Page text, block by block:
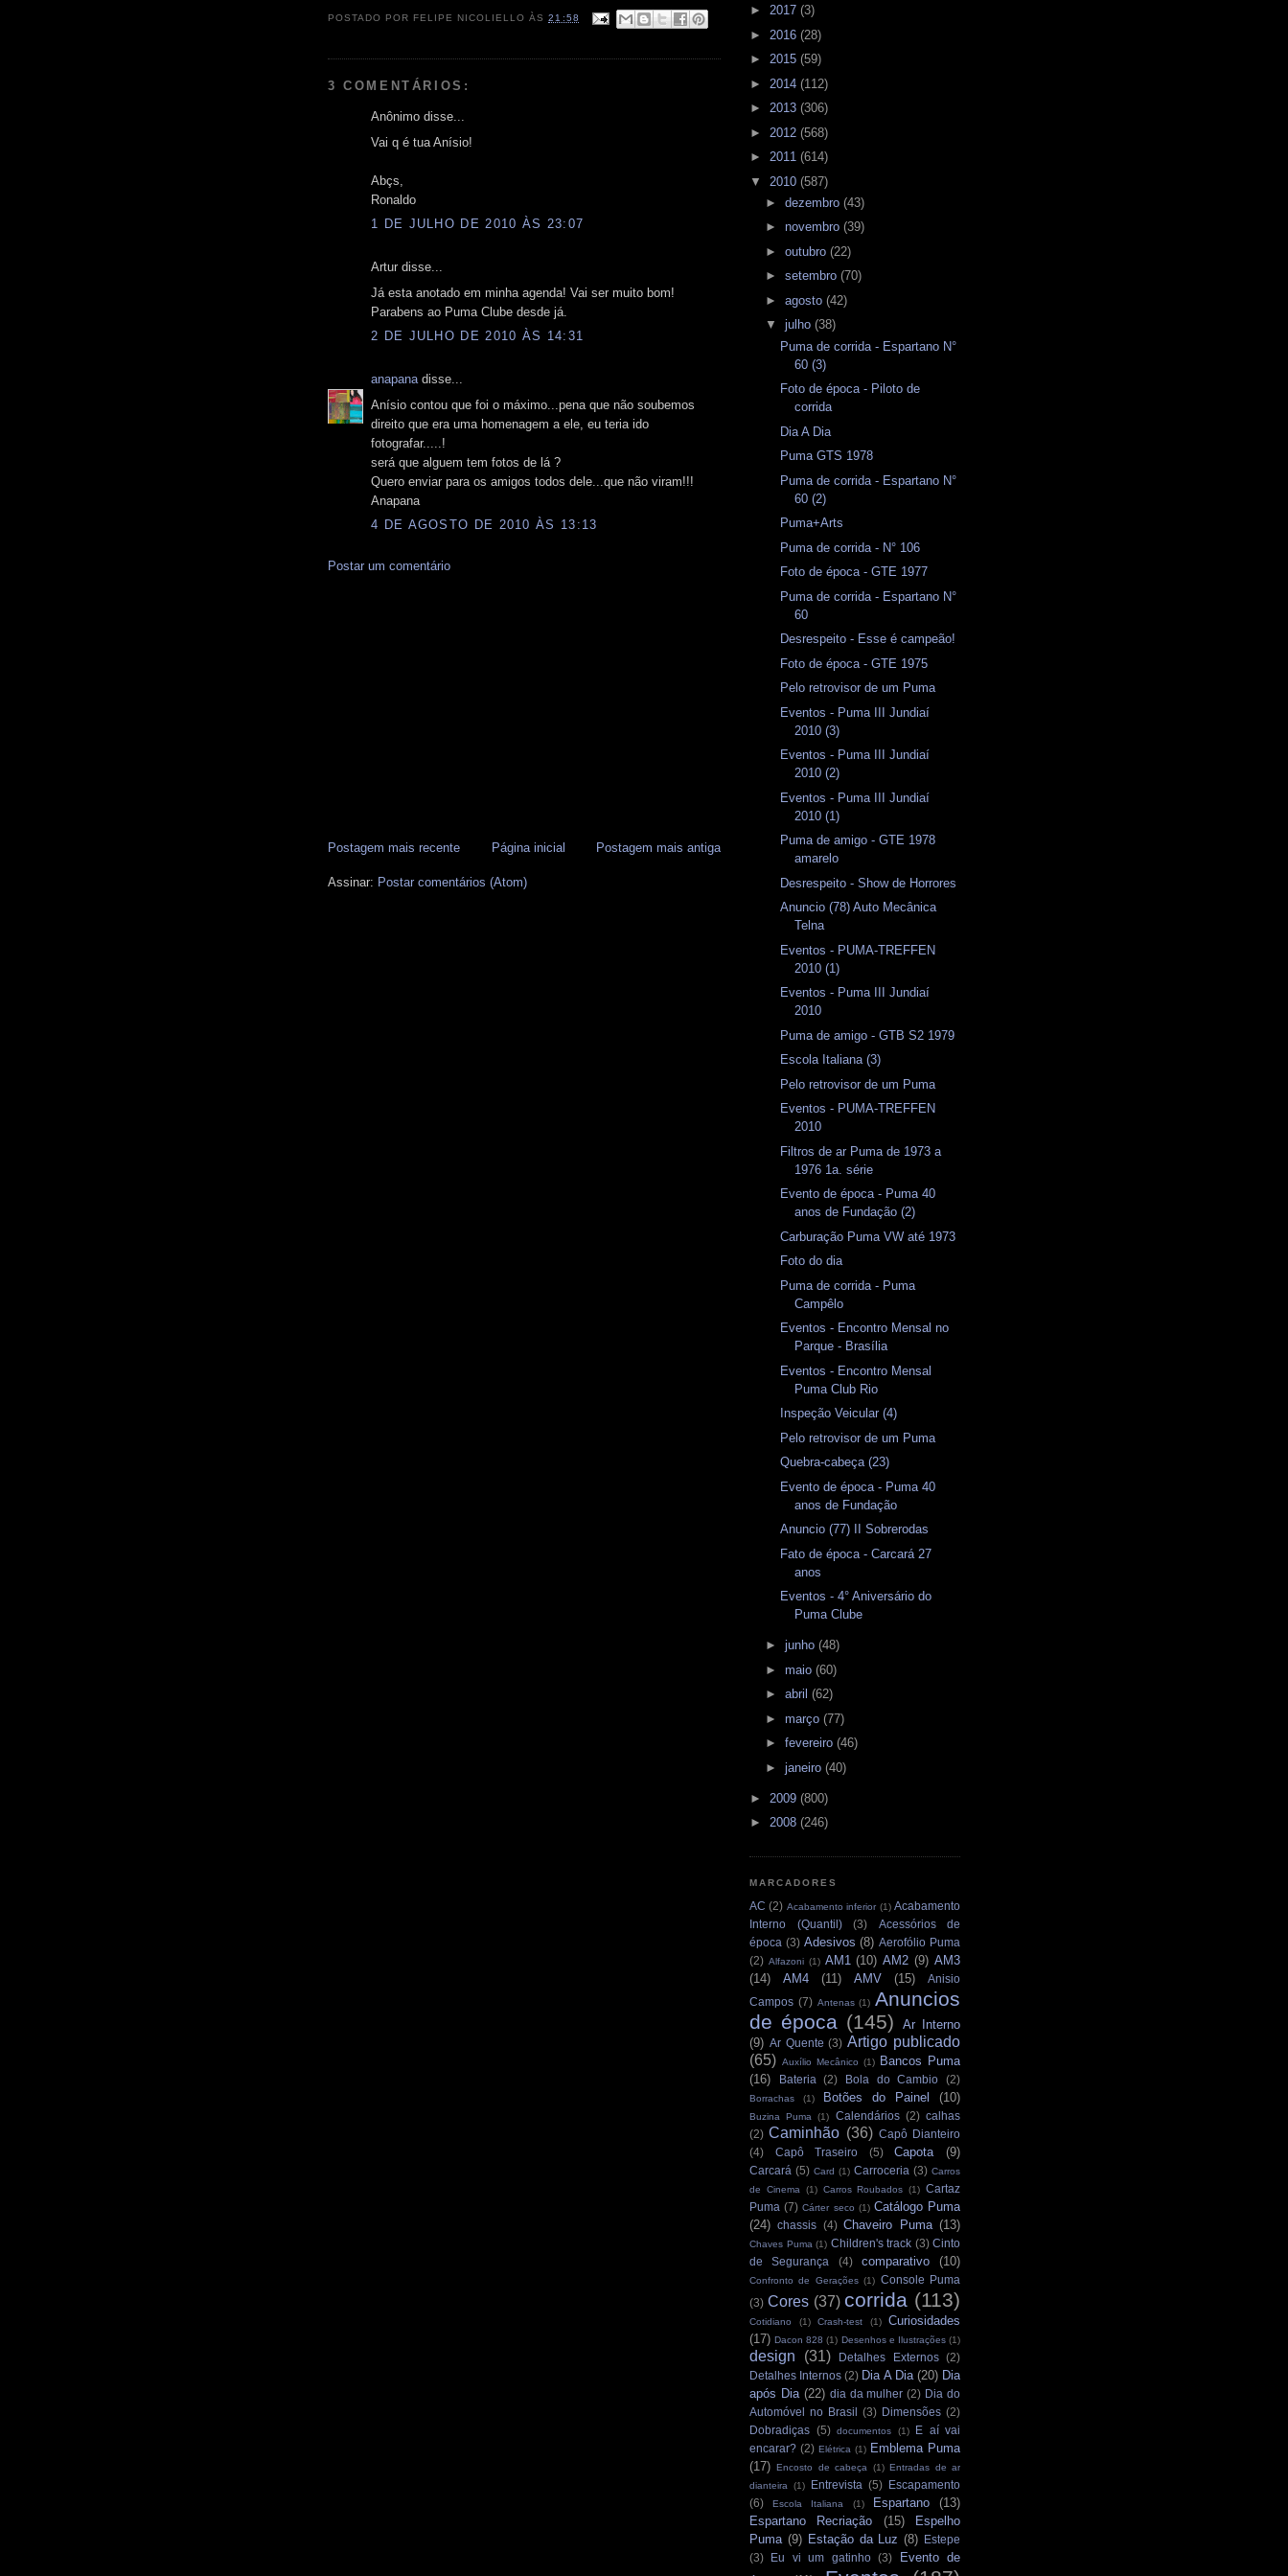
POSTADO POR FELIPE NICOLIELLO ÀS21:58
3 COMENTÁRIOS:
Anônimo disse...
Vai q é tua Anísio!
Abçs,
Ronaldo
1 DE JULHO DE 2010 ÀS 23:07
Artur disse...
Já esta anotado em minha agenda! Vai ser muito bom!
Parabens ao Puma Clube desde já.
2 DE JULHO DE 2010 ÀS 14:31
anapanadisse...
Anísio contou que foi o máximo...pena que não soubemos
direito que era uma homenagem a ele, eu teria ido
fotografar.....!
será que alguem tem fotos de lá ?
Quero enviar para os amigos todos dele...que não viram!!!
Anapana
4 DE AGOSTO DE 2010 ÀS 13:13
Postar um comentário
Postagem mais recente Postagem mais antiga
Página inicial
Assinar: Postar comentários (Atom)
► 2017 (3)
► 2016 (28)
► 2015 (59)
► 2014 (112)
► 2013 (306)
► 2012 (568)
► 2011 (614)
▼ 2010 (587)
► dezembro (43)
► novembro (39)
► outubro (22)
► setembro (70)
► agosto (42)
▼ julho (38)
Puma de corrida - Espartano N°
60 (3)
Foto de época - Piloto de
corrida
Dia A Dia
Puma GTS 1978
Puma de corrida - Espartano N°
60 (2)
Puma+Arts
Puma de corrida - N° 106
Foto de época - GTE 1977
Puma de corrida - Espartano N°
60
Desrespeito - Esse é campeão!
Foto de época - GTE 1975
Pelo retrovisor de um Puma
Eventos - Puma III Jundiaí
2010 (3)
Eventos - Puma III Jundiaí
2010 (2)
Eventos - Puma III Jundiaí
2010 (1)
Puma de amigo - GTE 1978
amarelo
Desrespeito - Show de Horrores
Anuncio (78) Auto Mecânica
Telna
Eventos - PUMA-TREFFEN
2010 (1)
Eventos - Puma III Jundiaí
2010
Puma de amigo - GTB S2 1979
Escola Italiana (3)
Pelo retrovisor de um Puma
Eventos - PUMA-TREFFEN
2010
Filtros de ar Puma de 1973 a
1976 1a. série
Evento de época - Puma 40
anos de Fundação (2)
Carburação Puma VW até 1973
Foto do dia
Puma de corrida - Puma
Campêlo
Eventos - Encontro Mensal no
Parque - Brasília
Eventos - Encontro Mensal
Puma Club Rio
Inspeção Veicular (4)
Pelo retrovisor de um Puma
Quebra-cabeça (23)
Evento de época - Puma 40
anos de Fundação
Anuncio (77) II Sobrerodas
Fato de época - Carcará 27
anos
Eventos - 4° Aniversário do
Puma Clube
► junho (48)
► maio (60)
► abril (62)
► março (77)
► fevereiro (46)
► janeiro (40)
► 2009 (800)
► 2008 (246)
MARCADORES
AC (2) Acabamento inferior (1) Acabamento
Interno (Quantil)
(3)
Acessórios de
época (3) Adesivos (8) Aerofólio Puma
(2) Alfazoni (1) AM1 (10) AM2 (9) AM3
(14)
AM4 (11) AMV (15)
Anisio
Campos (7) Antenas (1) Anuncios
de época (145)
Ar Interno
(9) Ar Quente (3) Artigo publicado
(65) Auxílio Mecânico (1)
Bancos Puma
(16)
Bateria (2) Bola do Cambio (2)
Borrachas (1) Botões do Painel (10)
Buzina Puma (1) Calendários (2) calhas
(2) Caminhão (36) Capô Dianteiro
(4)
Capô Traseiro (5) Capota (9)
Carcará (5) Card (1) Carroceria (3) Carros
de Cinema (1) Carros Roubados (1) Cartaz
Puma (7) Cárter seco (1) Catálogo Puma
(24) chassis (4) Chaveiro Puma (13)
Chaves Puma (1) Children's track (3) Cinto
de Segurança
(4) comparativo (10)
Confronto de Gerações (1) Console Puma
(3) Cores (37) corrida (113)
Cotidiano (1) Crash-test (1)
Curiosidades
(17) Dacon 828 (1) Desenhos e Ilustrações (1)
design (31) Detalhes Externos (2)
Detalhes Internos (2) Dia A Dia (20) Dia
após Dia (22) dia da mulher (2) Dia do
Automóvel no Brasil
(3) Dimensões (2)
Dobradiças (5) documentos (1)
E aí vai
encarar? (2) Elétrica (1) Emblema Puma
(17) Encosto de cabeça (1) Entradas de ar
dianteira (1) Entrevista (5)
Escapamento
(6)
Escola Italiana (1) Espartano
(13)
Espartano Recriação
(15)
Espelho
Puma (9) Estação da Luz (8)
Estepe
(3)
Eu vi um gatinho (3)
Evento de